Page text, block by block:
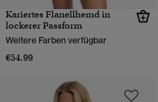
Kariertes Flanellhemd in
lockerer Passform
Weitere Farben verfügbar
€54.99